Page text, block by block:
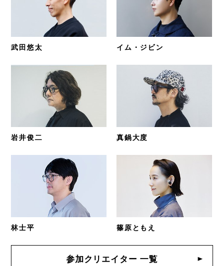
武田悠太 イム・ジビン
岩井俊二 真鍋大度
林士平 篠原ともえ
参加クリエイター 一覧